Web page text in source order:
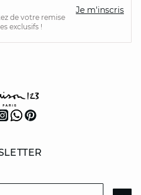
de votre remise
exclusifs !
Je m'inscris